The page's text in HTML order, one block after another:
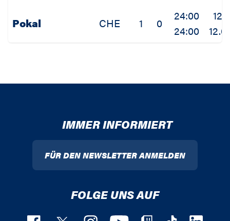
Pokal CHE 1 0
24:00
24:00
12
12.0
IMMER INFORMIERT
FÜR DEN NEWSLETTER ANMELDEN
FOLGE UNS AUF